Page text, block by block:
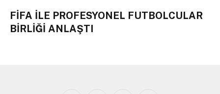
FİFA İLE PROFESYONEL FUTBOLCULAR
BİRLİĞİ ANLAŞTI